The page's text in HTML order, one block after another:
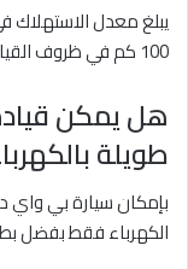
100 كم في ظروف القيادة المثالية.
طويلة
الكهرباء فقط بفضل